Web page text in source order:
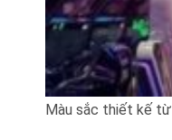
Màu sắc thiết kế